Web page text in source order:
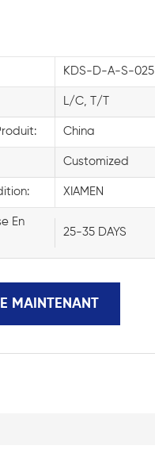
KDS-D-A-S-025
L/C, T/T
China
Customized
XIAMEN
En
25-35 DAYS
MAINTENANT